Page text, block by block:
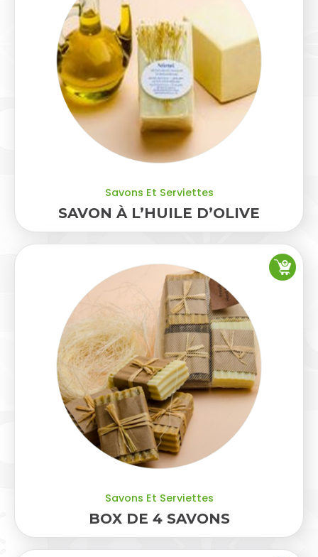
Savons Et Serviettes
SAVON À L’HUILE D’OLIVE
Savons Et Serviettes
BOX DE 4 SAVONS